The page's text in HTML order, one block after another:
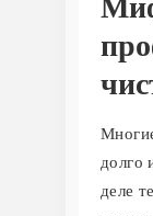
долго
деле